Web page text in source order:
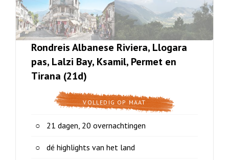
Rondreis Albanese Riviera, Llogara
pas, Lalzi Bay, Ksamil, Permet en
Tirana (21d)
VOLLEDIG OP MAAT
21 dagen, 20 overnachtingen
dé highlights van het land